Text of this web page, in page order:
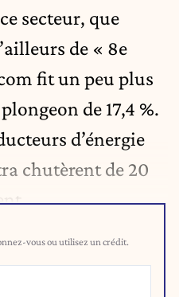
secteur, que
de « 8e
fit un peu plus
de 17,4 %.
d’énergie
chutèrent de 20
vous ou utilisez un crédit.